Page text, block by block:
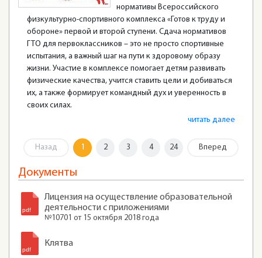
нормативы Всероссийского
физкультурно-спортивного комплекса «Готов к труду и
обороне» первой и второй ступени. Сдача нормативов
ГТО для первоклассников – это не просто спортивные
испытания, а важный шаг на пути к здоровому образу
жизни. Участие в комплексе помогает детям развивать
физические качества, учится ставить цели и добиваться
их, а также формирует командный дух и уверенность в
своих силах.
читать далее
Назад 1 2 3 4 24 Вперед
Документы
Лицензия на осуществление образовательной
деятельности с приложениями
№10701 от 15 октября 2018 года
Клятва